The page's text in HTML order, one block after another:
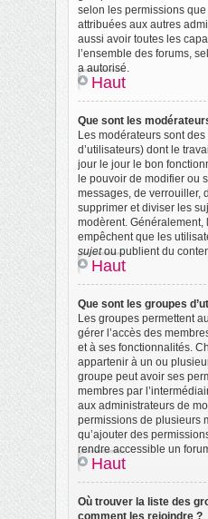
selon les permissions
attribuées aux autres
aussi avoir toutes les
l’ensemble des forums,
a autorisé.
Haut
Que sont les
Les modérateurs sont
d’utilisateurs) dont le
jour le jour le bon
le pouvoir de modifier ou
messages, de verrouiller,
supprimer et diviser les
modèrent. Généralement,
empêchent que les
sujetou publient du
Haut
Que sont les groupes
Les groupes permettent
gérer l’accès des
et à ses fonctionnalités.
appartenir à un ou
groupe peut avoir ses
membres par
aux administrateurs de
permissions de plusieurs
qu’ajouter des
rendre accessible un
Haut
Où trouver la liste des
comment les rejoindre ?